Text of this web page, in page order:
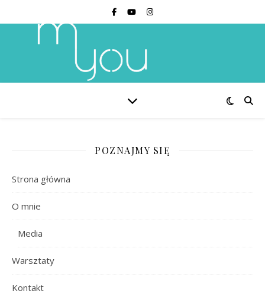
POZNAJMY SIĘ
Strona główna
O mnie
Media
Warsztaty
Kontakt